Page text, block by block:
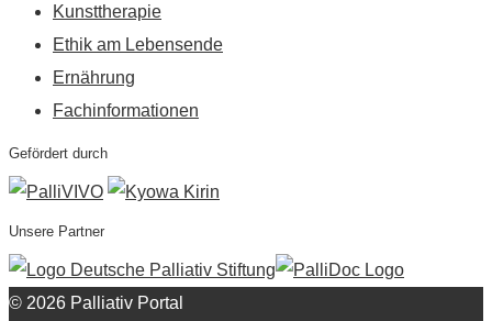
Kunsttherapie
Ethik am Lebensende
Ernährung
Fachinformationen
Gefördert durch
Unsere Partner
© 2026 Palliativ Portal